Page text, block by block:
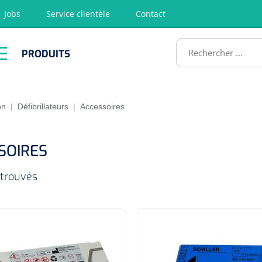
Jobs Service clientèle Contact
PRODUITS
| Défibrillateurs | Accessoires